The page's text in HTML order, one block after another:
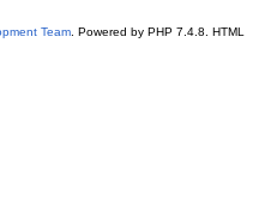
Team. Powered by PHP 7.4.8. HTML